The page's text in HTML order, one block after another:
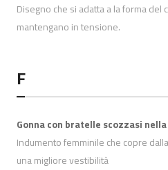
Disegno che si adatta a la forma
mantengano in tensione.
F
Gonna con bratelle scozzasi
Indumento femminile che copre
una migliore vestibilità